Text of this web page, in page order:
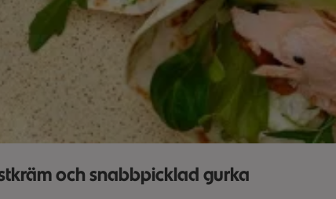
och snabbpicklad gurka